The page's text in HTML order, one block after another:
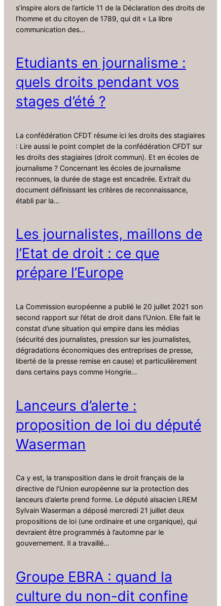
s’inspire alors de l’article 11 de la Déclaration des droits de
l’homme et du citoyen de 1789, qui dit « La libre
communication des…
Etudiants en journalisme :
quels droits pendant vos
stages d’été ?
La confédération CFDT résume ici les droits des stagiaires
: Lire aussi le point complet de la confédération CFDT sur
les droits des stagiaires (droit commun). Et en écoles de
journalisme ? Concernant les écoles de journalisme
reconnues, la durée de stage est encadrée. Extrait du
document définissant les critères de reconnaissance,
établi par la…
Les journalistes, maillons de
l’Etat de droit : ce que
prépare l’Europe
La Commission européenne a publié le 20 juillet 2021 son
second rapport sur l’état de droit dans l’Union. Elle fait le
constat d’une situation qui empire dans les médias
(sécurité des journalistes, pression sur les journalistes,
dégradations économiques des entreprises de presse,
liberté de la presse remise en cause) et particulièrement
dans certains pays comme Hongrie…
Lanceurs d’alerte :
proposition de loi du député
Waserman
Ca y est, la transposition dans le droit français de la
directive de l’Union européenne sur la protection des
lanceurs d’alerte prend forme. Le député alsacien LREM
Sylvain Waserman a déposé mercredi 21 juillet deux
propositions de loi (une ordinaire et une organique), qui
devraient être programmés à l’automne par le
gouvernement. Il a travaillé…
Groupe EBRA : quand la
culture du non-dit confine